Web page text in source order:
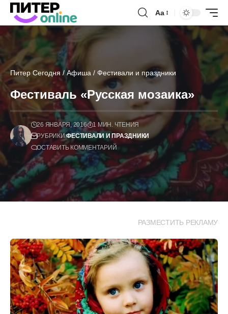
Аа
Питер Сегодня / Афиша / Фестивали и праздники
Фестиваль «Русская мозаика»
26 ЯНВАРЯ, 2016
1 МИН. ЧТЕНИЯ
РУБРИКИ:ФЕСТИВАЛИ И ПРАЗДНИКИ
ОСТАВИТЬ КОММЕНТАРИЙ
РАЗМЕСТИТЬ РЕКЛАМУ